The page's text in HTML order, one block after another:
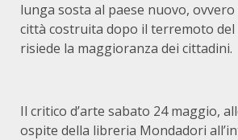
lunga sosta al paese nuovo,
città costruita dopo il terremoto del
risiede la maggioranza dei cittadini.
Il critico d’arte sabato 24 maggio,
ospite della libreria Mondadori